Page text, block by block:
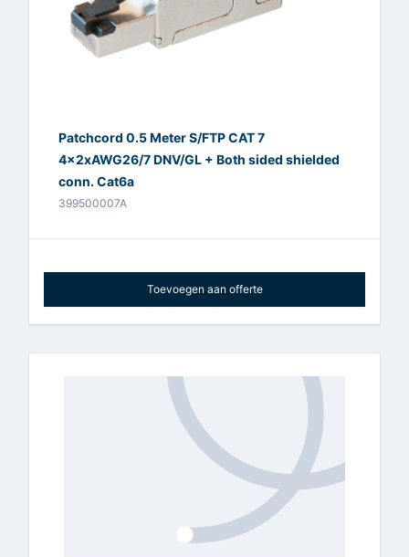
Patchcord 0.5 Meter S/FTP CAT 7
4x2xAWG26/7 DNV/GL + Both sided shielded
conn. Cat6a
399500007A
Toevoegen aan offerte